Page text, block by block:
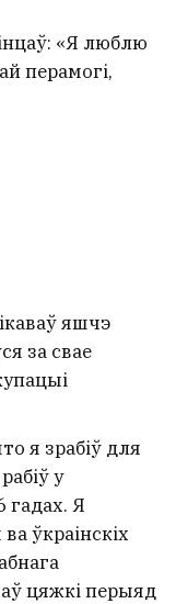
«Я люблю
перамогі,
яшчэ
за свае
я зрабіў для
у
гадах. Я
ўкраінскіх
цяжкі перыяд